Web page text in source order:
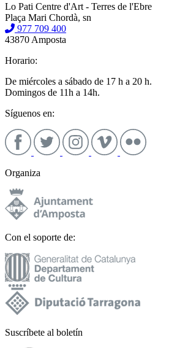
Lo Pati Centre d'Art - Terres de l'Ebre
Plaça Mari Chordà, sn
977 709 400
43870 Amposta
Horario:
De miércoles a sábado de 17 h a 20 h.
Domingos de 11h a 14h.
Síguenos en:
Organiza
Con el soporte de:
Suscríbete al boletín